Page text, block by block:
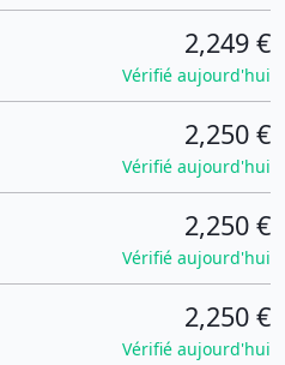
2,249 €
Vérifié aujourd'hui
2,250 €
Vérifié aujourd'hui
2,250 €
Vérifié aujourd'hui
2,250 €
Vérifié aujourd'hui